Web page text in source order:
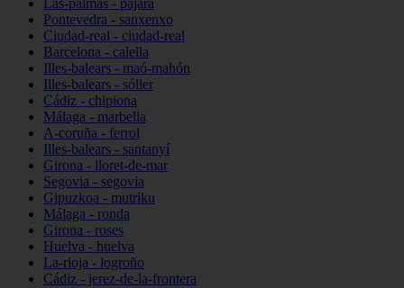
Las-palmas - pájara
Pontevedra - sanxenxo
Ciudad-real - ciudad-real
Barcelona - calella
Illes-balears - maó-mahón
Illes-balears - sóller
Cádiz - chipiona
Málaga - marbella
A-coruña - ferrol
Illes-balears - santanyí
Girona - lloret-de-mar
Segovia - segovia
Gipuzkoa - mutriku
Málaga - ronda
Girona - roses
Huelva - huelva
La-rioja - logroño
Cádiz - jerez-de-la-frontera